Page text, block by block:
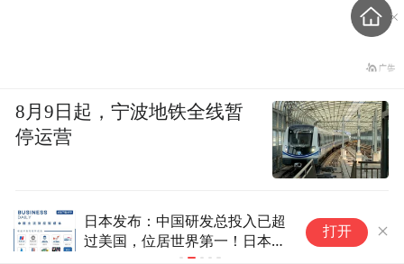
日本发布：中国研发总投入已超
过美国，位居世界第一！日本第
三、德国第四、韩国第五，日
打开
8月9日起，宁波地铁全线暂
停运营